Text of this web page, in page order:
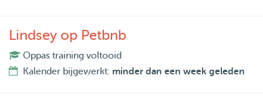
during a home visit!
Lindsey op Petbnb
Oppas training voltooid
Kalender bijgewerkt: minder dan een week geleden